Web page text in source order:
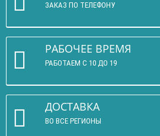
ЗАКАЗ ПО ТЕЛЕФОНУ
РАБОЧЕЕ ВРЕМЯ
РАБОТАЕМ С 10 ДО 19
ДОСТАВКА
ВО ВСЕ РЕГИОНЫ